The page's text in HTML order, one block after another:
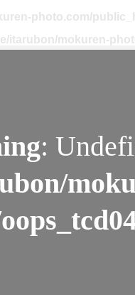
photo.com/
itarubon/mokuren-
: